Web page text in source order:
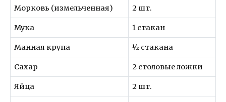
Морковь (измельченная) 2 шт.
Мука 1 стакан
Манная крупа ½ стакана
Сахар 2 столовые ложки
Яйца 2 шт.